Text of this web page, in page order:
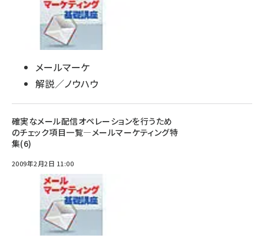
メールマーケ
解説／ノウハウ
確実なメール配信オペレーションを行うため
のチェック項目一覧―メールマーケティング特
集(6)
2009年2月2日 11:00